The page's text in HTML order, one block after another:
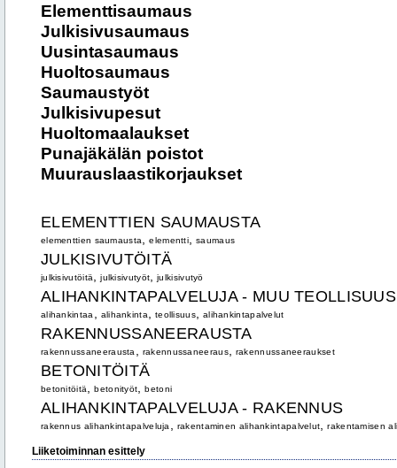
Elementtisaumaus
Julkisivusaumaus
Uusintasaumaus
Huoltosaumaus
Saumaustyöt
Julkisivupesut
Huoltomaalaukset
Punajäkälän poistot
Muurauslaastikorjaukset
ELEMENTTIEN SAUMAUSTA
elementtien saumausta ,elementti ,saumaus
JULKISIVUTÖITÄ
julkisivutöitä ,julkisivutyöt ,julkisivutyö
ALIHANKINTAPALVELUJA - MUU TEOLLISUUS
alihankintaa alihankinta teollisuus, alihankintapalvelut
RAKENNUSSANEERAUSTA
rakennussaneerausta rakennussaneeraus, rakennussaneeraukset
BETONITÖITÄ
betonitöitä ,betonityöt ,betoni
ALIHANKINTAPALVELUJA - RAKENNUS
rakennus alihankintapalveluja rakentaminen alihankintapalvelut ,rakentamisen
Liiketoiminnan esittely